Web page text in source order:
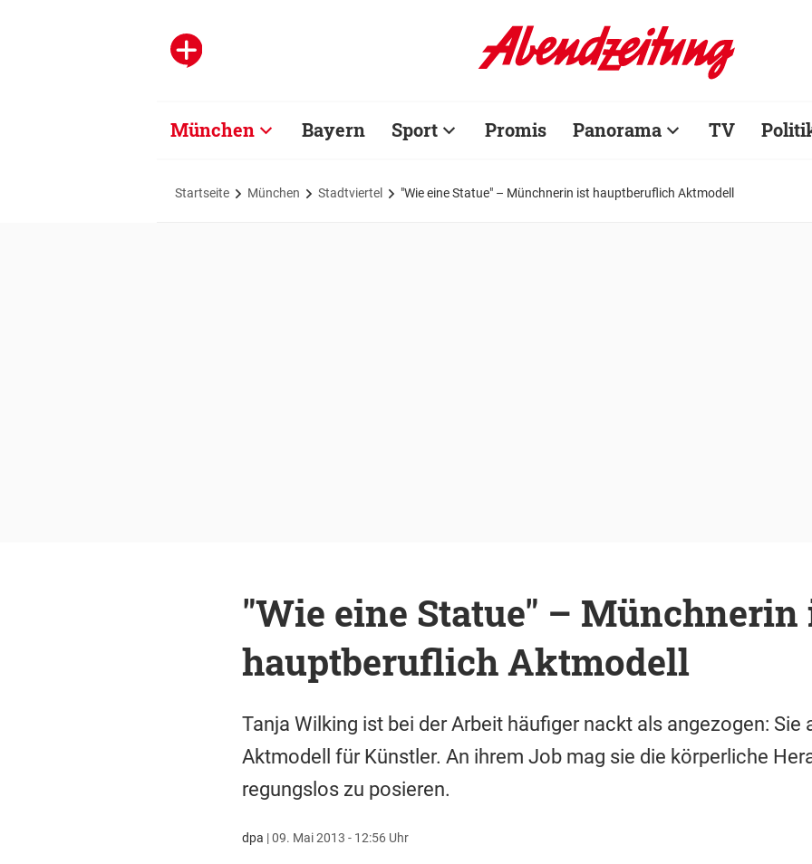
München Bayern Sport Promis Panorama TV
Startseite München Stadtviertel "Wie eine Statue" – Münchnerin ist hauptberuflich Aktmodell
"Wie eine Statue" – Münchnerin
hauptberuflich Aktmodell
Tanja Wilking ist bei der Arbeit häufiger nackt als angezogen: Sie
Aktmodell für Künstler. An ihrem Job mag sie die körperliche
regungslos zu posieren.
dpa |09. Mai 2013 - 12:56 Uhr